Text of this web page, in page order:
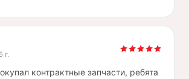
г.
контрактные запчасти, ребята